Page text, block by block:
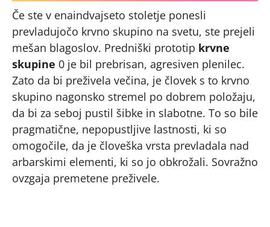
Če ste v enaindvajseto stoletje ponesli
prevladujočo krvno skupino na svetu, ste prejeli
mešan blagoslov. Predniški prototip krvne
skupine 0 je bil prebrisan, agresiven plenilec.
Zato da bi preživela večina, je človek s to krvno
skupino nagonsko stremel po dobrem položaju,
da bi za seboj pustil šibke in slabotne. To so bile
pragmatične, nepopustljive lastnosti, ki so
omogočile, da je človeška vrsta prevladala nad
arbarskimi elementi, ki so jo obkrožali. Sovražno
ovzgaja premetene preživele.